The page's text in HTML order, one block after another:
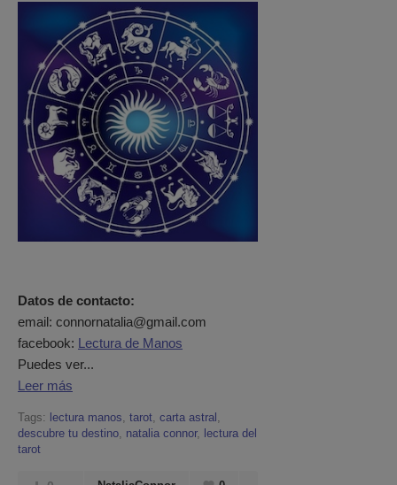
Datos de contacto:
email: connornatalia@gmail.com
facebook: Lectura de Manos
Puedes ver...
Leer más
Tags: lectura manos tarot carta astral
descubre tu destino natalia connor,
lectura del
tarot